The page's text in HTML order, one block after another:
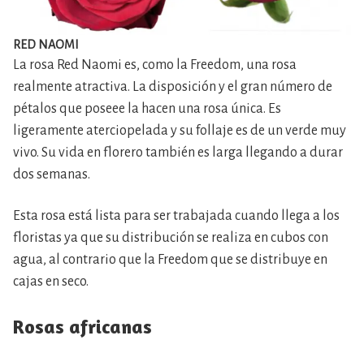
RED NAOMI
La rosa Red Naomi es, como la Freedom, una rosa
realmente atractiva. La disposición y el gran número de
pétalos que poseee la hacen una rosa única. Es
ligeramente aterciopelada y su follaje es de un verde muy
vivo. Su vida en florero también es larga llegando a durar
dos semanas.
Esta rosa está lista para ser trabajada cuando llega a los
floristas ya que su distribución se realiza en cubos con
agua, al contrario que la Freedom que se distribuye en
cajas en seco.
Rosas africanas